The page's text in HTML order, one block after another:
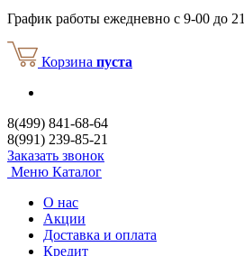
График работы ежедневно с 9-00 до
Корзина пуста
8(499) 841-68-64
8(991) 239-85-21
Заказать звонок
Меню Каталог
О нас
Акции
Доставка и оплата
Кредит